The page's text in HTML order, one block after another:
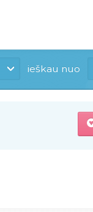
ieškau nuo